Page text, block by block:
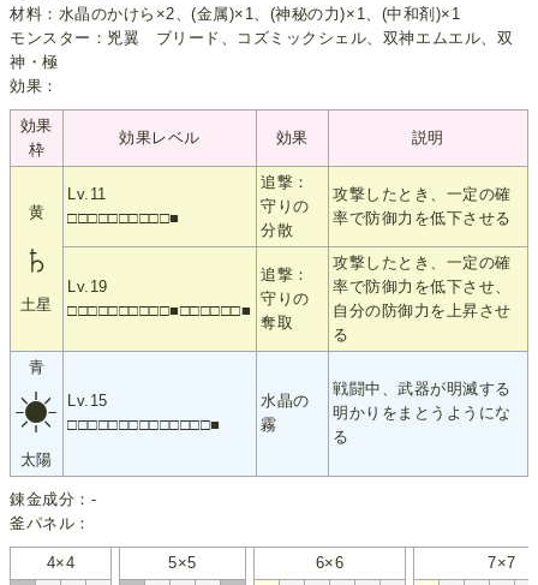
材料：水晶のかけら×2、(金属)×1、(神秘の力)×1、(中和剤)×1
モンスター：兇翼 ブリード、コズミックシェル、双神エムエル、双
神・極
効果：
効果
枠
効果レベル 効果 説明
黄
♄
土星
Lv.11
□□□□□□□□□□■
追撃：
守りの
分散
攻撃したとき、一定の確
率で防御力を低下させる
Lv.19
□□□□□□□□□□■□□□□□□■
追撃：
守りの
奪取
攻撃したとき、一定の確
率で防御力を低下させ、
自分の防御力を上昇させ
る
青
☀
太陽
Lv.15
□□□□□□□□□□□□□□■
水晶の
霧
戦闘中、武器が明滅する
明かりをまとうようにな
る
錬金成分：-
釜パネル：
4×4 5×5 6×6
7×7